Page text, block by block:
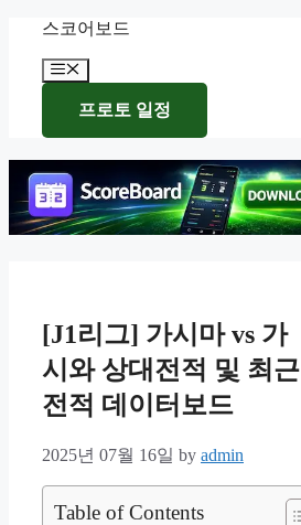
content
스코어보드
Menu
프로토 일정
[J1리그] 가시마 vs 가
시와 상대전적 및 최근
전적 데이터보드
2025년 07월 16일 by admin
Table of Contents